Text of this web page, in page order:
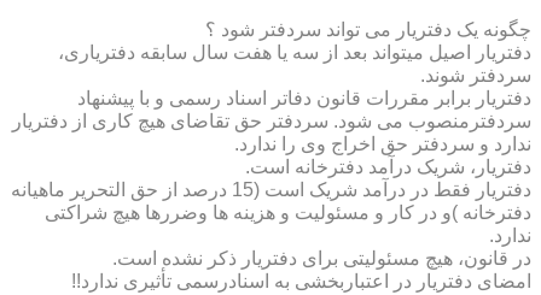
چگونه یک دفتریار می تواند سردفتر شود ؟
دفتریار اصیل میتواند بعد از سه یا هفت سال سابقه دفتریاری،
سردفتر شوند.
دفتریار برابر مقررات قانون دفاتر اسناد رسمی و با پیشنهاد
سردفترمنصوب می شود. سردفتر حق تقاضای هیچ کاری از دفتریار
ندارد و سردفتر حق اخراج وی را ندارد.
دفتریار، شریک درآمد دفترخانه است.
دفتریار فقط در درآمد شریک است (15 درصد از حق التحریر ماهیانه
دفترخانه )و در کار و مسئولیت و هزینه ها وضررها هیچ شراکتی
ندارد.
در قانون، هیچ مسئولیتی برای دفتریار ذکر نشده است.
امضای دفتریار در اعتباربخشی به اسنادرسمی تأثیری ندارد!!